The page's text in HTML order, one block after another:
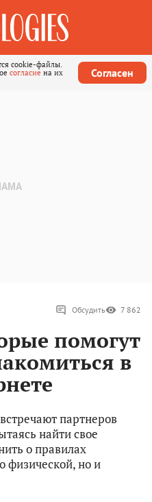
cookie-файлы.
согласие на их
Согласен
Обсудить 7 862
помогут
в
партнеров
найти свое
о правилах
физической, но и